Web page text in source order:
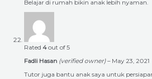
Belajar di rumah bikin anak lebih nyaman.
Rated 4 out of 5
Fadli Hasan (verified owner) – May 23, 2021
Tutor juga bantu anak saya untuk